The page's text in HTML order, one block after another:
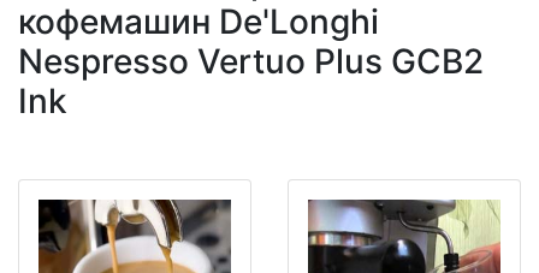
кофемашин De'Longhi
Nespresso Vertuo Plus GCB2
Ink